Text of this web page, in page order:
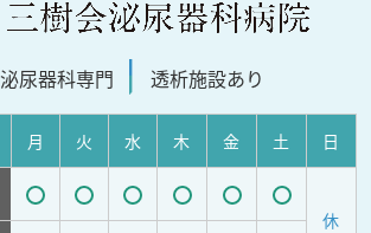
泌尿器科専門 透析施設あり
月 火 水 木 金 土 日
受
受
受
受
受
受
休